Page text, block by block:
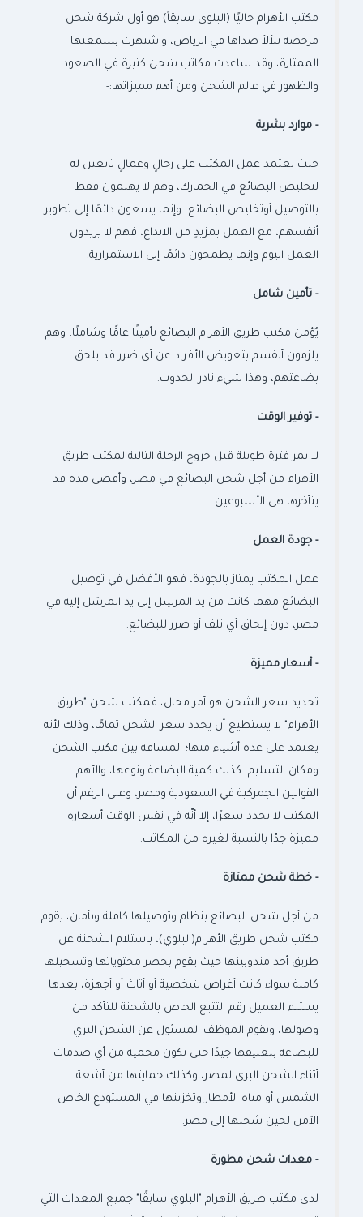
مكتب الأهرام حاليًا (البلوى سابقاً) هو أول شركة شحن
مرخصة تلألأ صداها في الرياض، واشتهرت بسمعتها
الممتازة، وقد ساعدت مكاتب شحن كثيرة في الصعود
والظهور في عالم الشحن ومن أهم مميزاتها:-
- موارد بشرية
حيث يعتمد عمل المكتب على رجالٍ وعمالٍ تابعين له
لتخليص البضائع في الجمارك، وهم لا يهتمون فقط
بالتوصيل أوتخليص البضائع، وإنما يسعون دائمًا إلى تطوير
أنفسهم، مع العمل بمزيدٍ من الابداع، فهم لا يريدون
العمل اليوم وإنما يطمحون دائمًا إلى الاستمرارية.
- تأمين شامل
يُؤمن مكتب طريق الأهرام البضائع تأمينًا عامًّا وشاملًا، وهم
يلزمون أنفسم بتعويض الأفراد عن أي ضرر قد يلحق
بضاعتهم، وهذا شيء نادر الحدوث.
- توفير الوقت
لا يمر فترة طويلة قبل خروج الرحلة التالية لمكتب طريق
الأهرام من أجل شحن البضائع في مصر، وأقصى مدة قد
يتأخرها هي الأسبوعين.
-جودة العمل
عمل المكتب يمتاز بالجودة، فهو الأفضل في توصيل
البضائع مهما كانت من يد المرسِل إلى يد المرسَل إليه في
مصر، دون إلحاق أي تلف أو ضرر للبضائع.
- أسعار مميزة
تحديد سعر الشحن هو أمر محال، فمكتب شحن "طريق
الأهرام" لا يستطيع أن يحدد سعر الشحن تمامًا، وذلك لأنه
يعتمد على عدة أشياء منها؛ المسافة بين مكتب الشحن
ومكان التسليم، كذلك كمية البضاعة ونوعها، والأهم
القوانين الجمركية في السعودية ومصر، وعلى الرغم أن
المكتب لا يحدد سعرًا، إلا أنّه في نفس الوقت أسعاره
مميزة جدّا بالنسبة لغيره من المكاتب.
- خطة شحن ممتازة
من أجل شحن البضائع بنظام وتوصيلها كاملة وبأمان، يقوم
مكتب شحن طريق الأهرام(البلوي)، باستلام الشحنة عن
طريق أحد مندوبينها حيث يقوم بحصر محتوياتها وتسجيلها
كاملة سواء كانت أغراض شخصية أو أثاث أو أجهزة، بعدها
يستلم العميل رقم التتبع الخاص بالشحنة للتأكد من
وصولها، ويقوم الموظف المسئول عن الشحن البري
للبضاعة بتغليفها جيدًا حتى تكون محمية من أي صدمات
أثناء الشحن البري لمصر، وكذلك حمايتها من أشعة
الشمس أو مياه الأمطار وتخزينها في المستودع الخاص
الآمن لحين شحنها إلى مصر.
- معدات شحن مطورة
لدى مكتب طريق الأهرام "البلوي سابقًا" جميع المعدات التي